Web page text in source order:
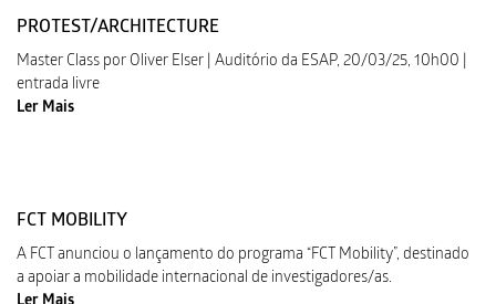
PROTEST/ARCHITECTURE
Master Class por Oliver Elser | Auditório da ESAP, 20/03/25, 10h00 |
entrada livre
Ler Mais
FCT MOBILITY
A FCT anunciou o lançamento do programa “FCT Mobility”, destinado
a apoiar a mobilidade internacional de investigadores/as.